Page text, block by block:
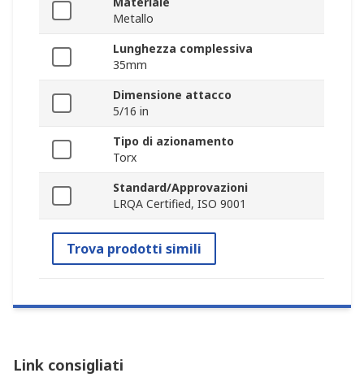
Metallo
Lunghezza complessiva
35mm
Dimensione attacco
5/16 in
Tipo di azionamento
Torx
Standard/Approvazioni
LRQA Certified, ISO 9001
Trova prodotti simili
Link consigliati